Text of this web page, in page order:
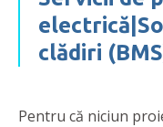
clădiri
Pentru că niciun